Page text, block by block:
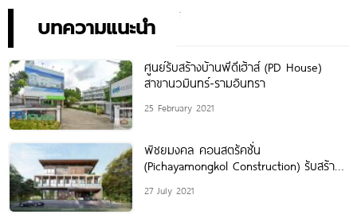
บทความแนะนำ
ศูนย์รับสร้างบ้านพีดีเฮ้าส์ (PD House)
สาขานวมินทร์-รามอินทรา
25 February 2021
พิชยมงคล คอนสตรัคชั่น
(Pichayamongkol Construction) รับสร้าง
คุมงานทุกขั้นตอนโดยวิศวกร
27 July 2021